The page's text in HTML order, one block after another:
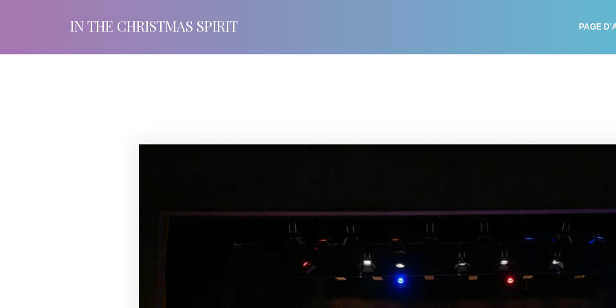
IN THE CHRISTMAS SPIRIT PAGE